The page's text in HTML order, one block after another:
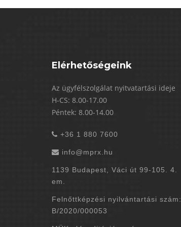
Elérhetőségeink
Az ügyfélszolgálat nyitvatartási ideje
H-CS: 8.00-17.00
Péntek: 8.00-14.00
+36 1 880 7600
info@mprx.hu
1139 Budapest, Váci út 99-105. 4.
em.
Felnőttképzési nyilvántartási szám:
B/2020/000053